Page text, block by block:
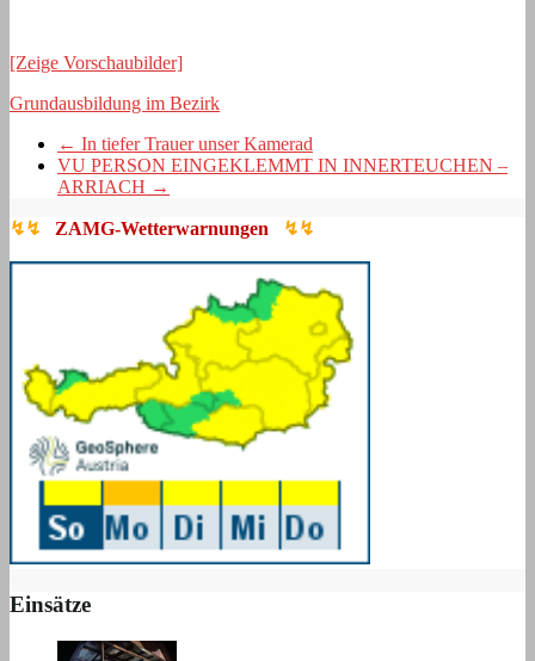
[Zeige Vorschaubilder]
Grundausbildung im Bezirk
← In tiefer Trauer unser Kamerad
VU PERSON EINGEKLEMMT IN INNERTEUCHEN –
ARRIACH →
↯↯ ZAMG-Wetterwarnungen ↯↯
Einsätze